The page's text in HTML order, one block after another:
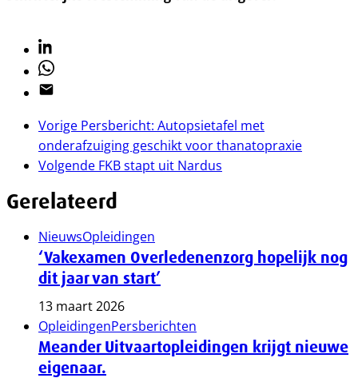
Linkedin
Whatsapp
Email
Vorige Persbericht: Autopsietafel met
onderafzuiging geschikt voor thanatopraxie
Volgende FKB stapt uit Nardus
Gerelateerd
NieuwsOpleidingen
‘Vakexamen Overledenenzorg hopelijk nog
dit jaar van start’
13 maart 2026
OpleidingenPersberichten
Meander Uitvaartopleidingen krijgt nieuwe
eigenaar.